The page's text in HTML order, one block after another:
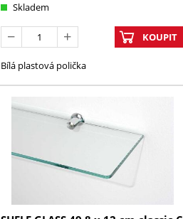
Skladem
KOUPIT
Bílá plastová polička